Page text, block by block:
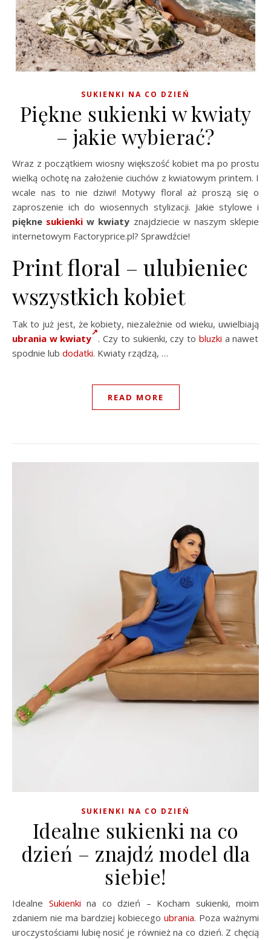
SUKIENKI NA CO DZIEŃ
Piękne sukienki w kwiaty
– jakie wybierać?
Wraz z początkiem wiosny większość kobiet ma po prostu
wielką ochotę na założenie ciuchów z kwiatowym printem. I
wcale nas to nie dziwi! Motywy floral aż proszą się o
zaproszenie ich do wiosennych stylizacji. Jakie stylowe i
piękne sukienki w kwiaty znajdziecie w naszym sklepie
internetowym Factoryprice.pl? Sprawdźcie!
Print floral – ulubieniec
wszystkich kobiet
Tak to już jest, że kobiety, niezależnie od wieku, uwielbiają
ubrania w kwiaty . Czy to sukienki, czy to bluzki a nawet
spodnie lub dodatki. Kwiaty rządzą, …
READ MORE
SUKIENKI NA CO DZIEŃ
Idealne sukienki na co
dzień – znajdź model dla
siebie!
Idealne Sukienki na co dzień – Kocham sukienki, moim
zdaniem nie ma bardziej kobiecego ubrania. Poza ważnymi
uroczystościami lubię nosić je również na co dzień. Z chęcią